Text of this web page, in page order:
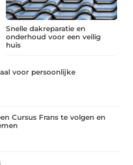
Snelle dakreparatie en
onderhoud voor een veilig
huis
voor persoonlijke
Cursus Frans te volgen en